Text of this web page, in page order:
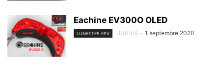
Eachine EV300O OLED
LUNETTES FPV James - 1 septembre 2020